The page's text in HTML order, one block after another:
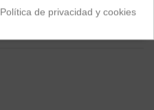
Política de privacidad y cookies